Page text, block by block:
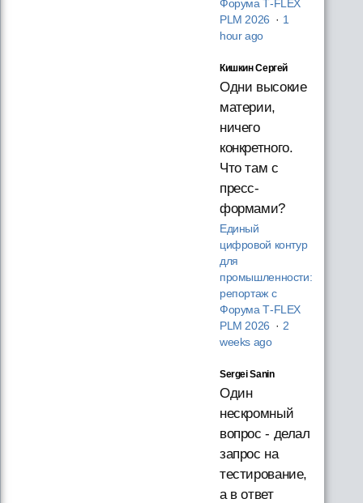
Форума T‑FLEX
PLM 2026 · 1
hour ago
Кишкин Сергей
Одни высокие
материи,
ничего
конкретного.
Что там с
пресс-
формами?
Единый
цифровой контур
для
промышленности:
репортаж с
Форума T‑FLEX
PLM 2026 · 2
weeks ago
Sergei Sanin
Один
нескромный
вопрос - делал
запрос на
тестирование,
а в ответ